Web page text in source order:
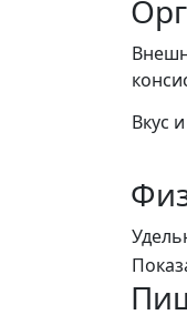
Вкус